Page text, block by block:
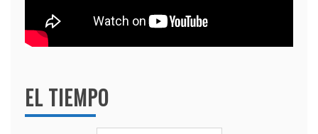
EL TIEMPO